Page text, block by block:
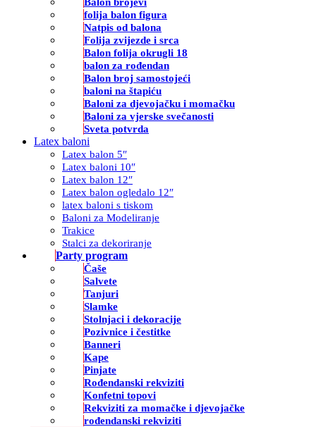
folija balon figura
Natpis od balona
Folija zvijezde i srca
Balon folija okrugli 18
balon za rođendan
Balon broj samostojeći
baloni na štapiću
Baloni za djevojačku i momačku
Baloni za vjerske svečanosti
Sveta potvrda
Latex baloni
Latex balon 5″
Latex baloni 10″
Latex balon 12″
Latex balon ogledalo 12″
latex baloni s tiskom
Baloni za Modeliranje
Trakice
Stalci za dekoriranje
Party program
Čaše
Salvete
Tanjuri
Slamke
Stolnjaci i dekoracije
Pozivnice i čestitke
Banneri
Kape
Pinjate
Rođendanski rekviziti
Konfetni topovi
Rekviziti za momačke i djevojačke
rođendanski rekviziti